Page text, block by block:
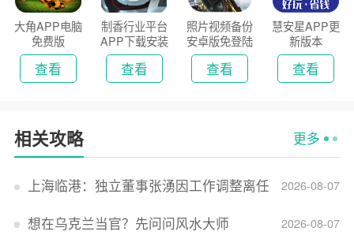
大角APP电脑
免费版
查看
制香行业平台
APP下载安装
2026
查看
照片视频备份
安卓版免登陆
版
查看
慧安星APP更
新版本
查看
相关攻略 更多
2026-08-07
上海临港：独立董事张湧因工作调整离任
2026-08-07
想在乌克兰当官？先问问风水大师